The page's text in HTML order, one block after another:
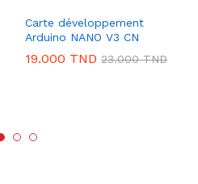
Carte développement
Arduino NANO V3 CN
19.000 TND 23.000TND